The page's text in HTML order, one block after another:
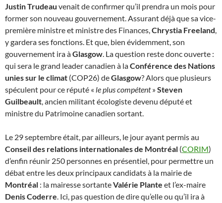
Justin Trudeau venait de confirmer qu’il prendra un mois pour
former son nouveau gouvernement. Assurant déjà que sa vice-
première ministre et ministre des Finances,Chrystia Freeland,
y gardera ses fonctions. Et que, bien évidemment, son
gouvernement ira àGlasgow. La question reste donc ouverte :
qui sera le grand leader canadien à laConférence des Nations
unies sur le climat (COP26) deGlasgow? Alors que plusieurs
spéculent pour ce réputé « le plus compétent»Steven
Guilbeault, ancien militant écologiste devenu député et
ministre du Patrimoine canadien sortant.
Le 29 septembre était, par ailleurs, le jour ayant permis au
Conseil des relations internationales de Montréal (CORIM)
d’enfin réunir 250 personnes en présentiel, pour permettre un
débat entre les deux principaux candidats à la mairie de
Montréal : la mairesse sortanteValérie Plante et l’ex-maire
Denis Coderre. Ici, pas question de dire qu’elle ou qu’il ira à